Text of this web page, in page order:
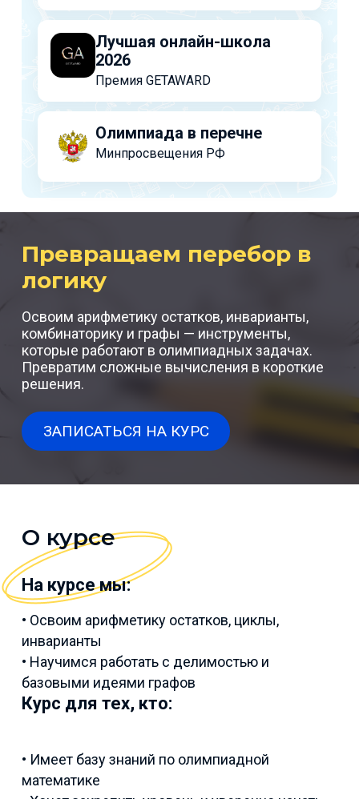
Лучшая онлайн-школа
2026
Премия GETAWARD
Олимпиада в перечне
Минпросвещения РФ
Превращаем перебор в
логику
Освоим арифметику остатков, инварианты,
комбинаторику и графы — инструменты,
которые работают в олимпиадных задачах.
Превратим сложные вычисления в короткие
решения.
ЗАПИСАТЬСЯ НА КУРС
О курсе
На курсе мы:
• Освоим арифметику остатков, циклы,
инварианты
• Научимся работать с делимостью и
базовыми идеями графов
Курс для тех, кто:
• Имеет базу знаний по олимпиадной
математике